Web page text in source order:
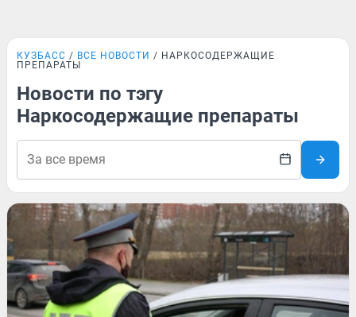
КУЗБАСС ВСЕ НОВОСТИ
НАРКОСОДЕРЖАЩИЕ
ПРЕПАРАТЫ
Новости по тэгу
Наркосодержащие препараты